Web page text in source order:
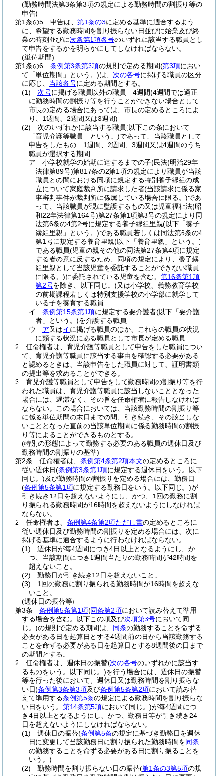
(勤務時間法第3条第3項の規定による勤務時間の割振り等の
申告)
第1条の5
申告は、 第1条の3に定める基準に適合するよう
に、希望する勤務時間を割り振らない日並びに始業及び終
業の時刻並びに次条第1項各号のいずれに該当する職員とし
て申告をするかを明らかにしてしなければならない。
(単位期間)
第1条の6
条例第3条第3項の規則で定める期間(第3項におい
て「単位期間」という。)は、 次の各号に掲げる職員の区分
に応じ、 当該各号に定める期間とする。
(1)
次号に掲げる職員以外の職員 4週間(4週間では適正
に勤務時間の割振り等を行うことができない場合として
市長の定める場合にあっては、市長の定めるところによ
り、1週間、2週間又は3週間)
(2)
次のいずれかに該当する職員(以下この条において
「育児介護等職員」という。)であって、当該職員として
申告をしたもの 1週間、2週間、3週間又は4週間のうち
職員が選択する期間
ア
小学校就学の始期に達するまでの子(民法(明治29年
法律第89号)第817条の2第1項の規定により職員が当該
職員との間における同項に規定する特別養子縁組の成
立について家庭裁判所に請求した者(当該請求に係る家
事審判事件が裁判所に係属している場合に限る。)であ
って、当該職員が現に監護するもの又は児童福祉法(昭
和22年法律第164号)第27条第1項第3号の規定により同
法第6条の4第2号に規定する養子縁組里親(以下「養子
縁組里親」という。)である職員若しくは同法第6条の4
第1号に規定する養育里親(以下「養育里親」という。)
である職員(児童の親その他の同法第27条第4項に規定
する者の意に反するため、同項の規定により、養子縁
組里親として当該児童を委託することができない職員
に限る。)に委託されている児童を含む。 第16条第1項
第2号を除き、以下同じ。)又は小学校、義務教育学校
の前期課程若しくは特別支援学校の小学部に就学して
いる子を養育する職員
イ
条例第15条第1項に規定する要介護者(以下「要介護
者」という。)を介護する職員
ウ
ア又はイに掲げる職員のほか、これらの職員の状況
に類する状況にある職員として市長が定める職員
2
任命権者は、育児介護等職員として申告をした職員につい
て、育児介護等職員に該当する事由を確認する必要がある
と認めるときは、当該申告をした職員に対して、証明書類
の提出等を求めることができる。
3
育児介護等職員として申告をして勤務時間の割振り等を行
われた職員は、育児介護等職員に該当しないこととなった
場合には、遅滞なく、その旨を任命権者に報告しなければ
ならない。
この場合においては、当該勤務時間の割振り等
に係る単位期間の末日までの間、引き続き、その該当しな
いこととなった直前の当該単位期間に係る勤務時間の割振
り等によることができるものとする。
(特別の形態によって勤務する必要のある職員の週休日及び
勤務時間の割振りの基準)
第2条
任命権者は、 条例第4条第2項本文の定めるところに
従い週休日(条例第3条第1項に規定する週休日をいう。以下
同じ。)及び勤務時間の割振りを定める場合には、勤務日
(条例第5条第1項に規定する勤務日をいう。以下同じ。)が
引き続き12日を超えないようにし、かつ、1回の勤務に割
り振られる勤務時間が16時間を超えないようにしなければ
ならない。
2
任命権者は、 条例第4条第2項ただし書の定めるところに
従い週休日及び勤務時間の割振りを定める場合には、次に
掲げる基準に適合するように行わなければならない。
(1)
週休日が毎4週間につき4日以上となるようにし、か
つ、当該期間につき1週間当たりの勤務時間が42時間を
超えないこと。
(2)
勤務日が引き続き12日を超えないこと。
(3)
1回の勤務に割り振られる勤務時間が16時間を超えな
いこと。
(週休日の振替等)
第3条
条例第5条第1項(同条第2項において読み替えて準用
する場合を含む。以下この項及び次項第3号において同
じ。)の規則で定める期間は、 同条の勤務することを命ずる
必要がある日を起算日とする4週間前の日から当該勤務する
ことを命ずる必要がある日を起算日とする8週間後の日まで
の期間とする。
2
任命権者は、週休日の振替(次の各号のいずれかに該当す
るものをいう。以下同じ。)を行う場合には、週休日の振替
等を行った後において、週休日又は勤務時間を割り振らな
い日(条例第3条第3項及び条例第5条第2項において読み替
えて準用する条例第5条の規定による勤務時間を割り振らな
い日をいう。 第14条第5項において同じ。)が毎4週間につ
き4日以上となるようにし、かつ、勤務日等が引き続き24
日を超えないようにしなければならない。
(1)
週休日の振替(条例第5条の規定に基づき勤務日を週休
日に変更して当該勤務日に割り振られた勤務時間を同条
の勤務することを命ずる必要がある日に割り振ることを
いう。)
(2)
勤務時間を割り振らない日の振替(第1条の3第5項の規